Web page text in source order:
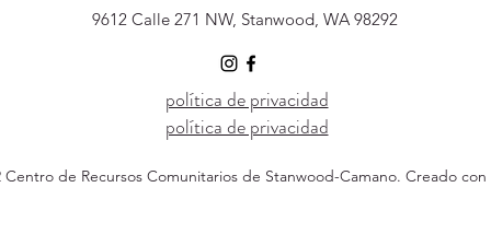
9612 Calle 271 NW, Stanwood, WA 98292
política de privacidad
política de privacidad
Centro de Recursos Comunitarios de Stanwood-Camano. Creado con